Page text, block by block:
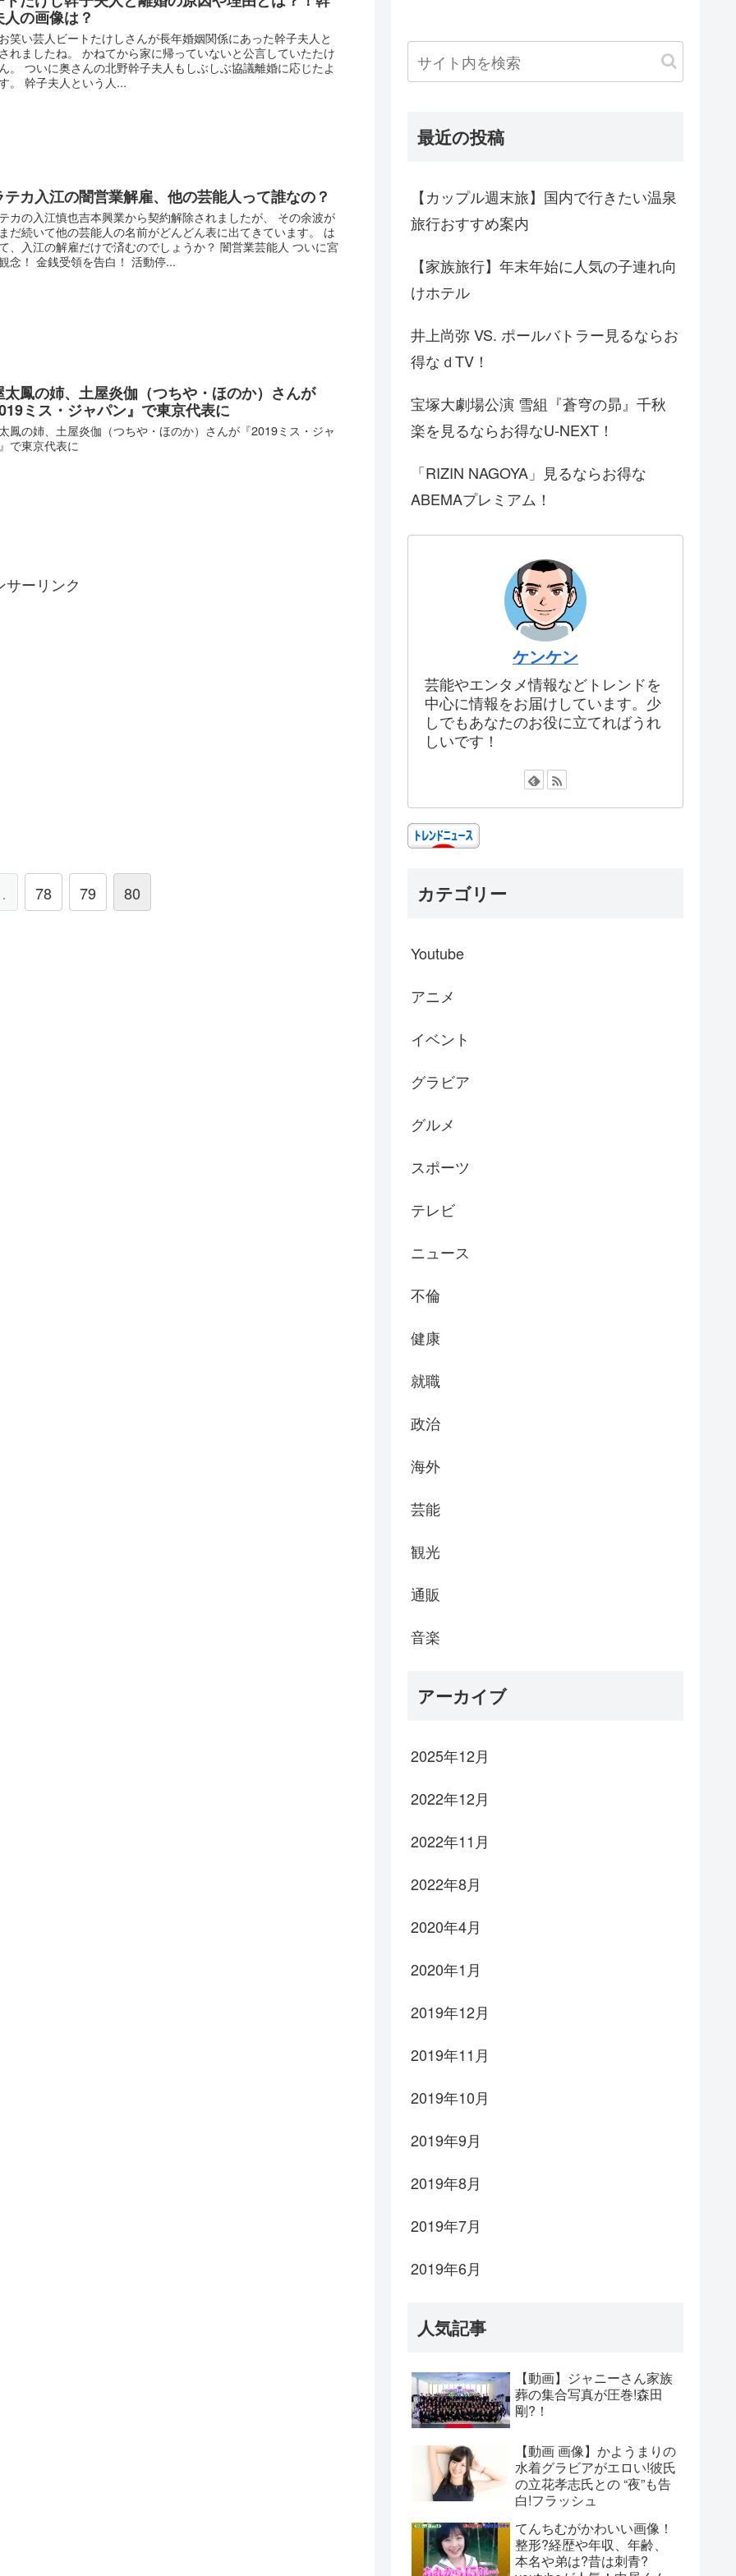
人の画像は？
笑い芸人ビートたけしさんが長年婚姻関係にあった幹子夫人と
れましたね。 かねてから家に帰っていないと公言していたたけ
。 ついに奥さんの北野幹子夫人もしぶしぶ協議離婚に応じたよ
。 幹子夫人という人...
テカ入江の闇営業解雇、他の芸能人って誰なの？
カの入江慎也吉本興業から契約解除されましたが、 その余波が
だ続いて他の芸能人の名前がどんどん表に出てきています。 は
、入江の解雇だけで済むのでしょうか？ 闇営業芸能人 ついに宮
念！ 金銭受領を告白！ 活動停...
太鳳の姉、土屋炎伽（つちや・ほのか）さんが
ミス・ジャパン』で東京代表に
鳳の姉、土屋炎伽（つちや・ほのか）さんが『2019ミス・ジャ
で東京代表に
サーリンク
78 79 80
最近の投稿
【カップル週末旅】国内で行きたい温泉
旅行おすすめ案内
【家族旅行】年末年始に人気の子連れ向
けホテル
井上尚弥 VS. ポールバトラー見るならお
得なｄTV！
宝塚大劇場公演 雪組『蒼穹の昴』千秋
楽を見るならお得なU-NEXT！
「RIZIN NAGOYA」見るならお得な
ABEMAプレミアム！
ケンケン
芸能やエンタメ情報などトレンドを
中心に情報をお届けしています。少
しでもあなたのお役に立てればうれ
しいです！
カテゴリー
Youtube
アニメ
イベント
グラビア
グルメ
スポーツ
テレビ
ニュース
不倫
健康
就職
政治
海外
芸能
観光
通販
音楽
アーカイブ
2025年12月
2022年12月
2022年11月
2022年8月
2020年4月
2020年1月
2019年12月
2019年11月
2019年10月
2019年9月
2019年8月
2019年7月
2019年6月
人気記事
【動画】ジャニーさん家族
葬の集合写真が圧巻!森田
剛?！
【動画 画像】かようまりの
水着グラビアがエロい!彼氏
の立花孝志氏との “夜”も告
白!フラッシュ
てんちむがかわいい画像！
整形?経歴や年収、年齢、
本名や弟は?昔は刺青?